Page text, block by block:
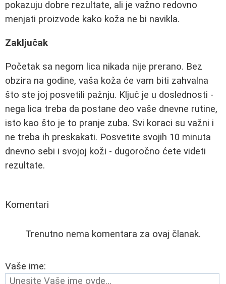
pokazuju dobre rezultate, ali je važno redovno
menjati proizvode kako koža ne bi navikla.
Zaključak
Početak sa negom lica nikada nije prerano. Bez
obzira na godine, vaša koža će vam biti zahvalna
što ste joj posvetili pažnju. Ključ je u doslednosti -
nega lica treba da postane deo vaše dnevne rutine,
isto kao što je to pranje zuba. Svi koraci su važni i
ne treba ih preskakati. Posvetite svojih 10 minuta
dnevno sebi i svojoj koži - dugoročno ćete videti
rezultate.
Komentari
Trenutno nema komentara za ovaj članak.
Vaše ime: